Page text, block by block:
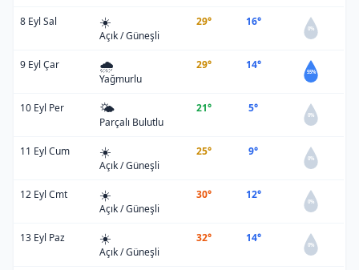
8 Eyl Sal ☀️
Açık / Güneşli
29° 16°
0%
9 Eyl Çar 🌧️
Yağmurlu
29° 14°
55%
10 Eyl Per 🌤️
Parçalı Bulutlu
21° 5°
0%
11 Eyl Cum ☀️
Açık / Güneşli
25° 9°
0%
12 Eyl Cmt ☀️
Açık / Güneşli
30° 12°
0%
13 Eyl Paz ☀️
Açık / Güneşli
32° 14°
0%